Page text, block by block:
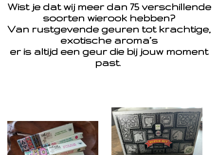
Wist je dat wij meer dan 75 verschillende
soorten wierook hebben?
Van rustgevende geuren tot krachtige,
exotische aroma’s
er is altijd een geur die bij jouw moment
past.